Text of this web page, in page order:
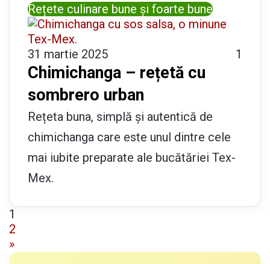
Rețete culinare bune și foarte bune
31 martie 2025 1
Chimichanga – rețetă cu
sombrero urban
Rețeta buna, simplă și autentică de
chimichanga care este unul dintre cele
mai iubite preparate ale bucătăriei Tex-
Mex.
1
2
»